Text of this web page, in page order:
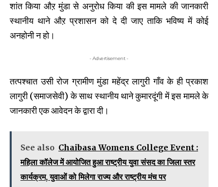
शांत किया औऱ मुंडा से अनुरोध किया की इस मामले की जानकारी
स्थानीय थाने औऱ प्रशासन को दे दी जाए ताकि भविष्य में कोई
अनहोनी न हो।
- Advertisement -
तत्पश्चात उसी रोज ग्रामीण मुंडा महेंद्र लागुरी गाँव के ही प्रकाश
लागुरी (समाजसेवी) के साथ स्थानीय थाने कुमारदूंगी में इस मामले के
जानकारी एक आवेदन के द्वारा दी।
See also Chaibasa Womens College Event :
महिला कॉलेज में आयोजित हुआ राष्ट्रीय युवा संसद का जिला स्तर
कार्यक्रम, युवाओं को मिलेगा राज्य और राष्ट्रीय मंच पर